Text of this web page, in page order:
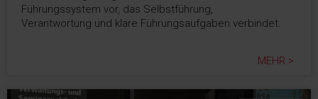
Führungssystem vor, das Selbstführung,
Verantwortung und klare Führungsaufgaben verbindet.
MEHR >